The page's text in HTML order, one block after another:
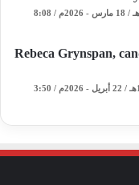
الأربعاء - 29 رمضان - 1447هـ / 18 مارس - 2026م / 8:08
Rebeca Grynspan,
الأربعاء - 5 ذو القعدة - 1447هـ / 22 أبريل - 2026م / 3:50